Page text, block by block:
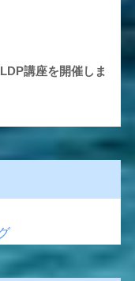
講座を開催しま